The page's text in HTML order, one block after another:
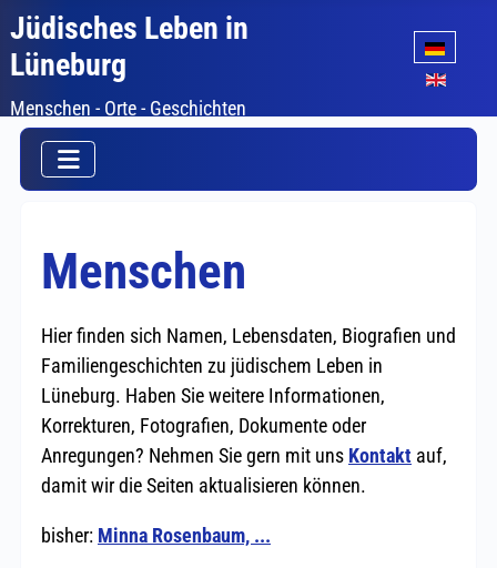
Jüdisches Leben in
Lüneburg
Menschen - Orte - Geschichten
Sprache